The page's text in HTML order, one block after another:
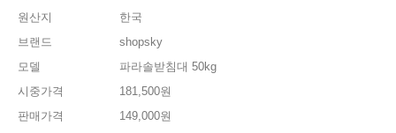
원산지
한국
브랜드
shopsky
모델
파라솔받침대 50kg
시중가격
181,500원
판매가격
149,000원